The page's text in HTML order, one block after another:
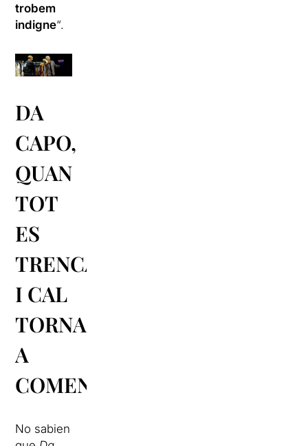
trobem
indigne“.
DA
CAPO,
QUAN
TOT
ES
TRENCA
I CAL
TORNAR
A
COMENÇAR
No sabien